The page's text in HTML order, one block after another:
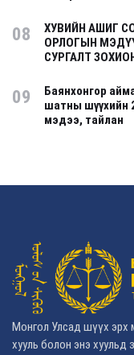
08
ХУВИЙН АШИГ
ОРЛОГЫН
СУРГАЛТ
09
Баянхонгор
шатны шүүхийн
мэдээ, тайлан
Монгол Улсад шүүх эрх
хууль болон энэ хуульд